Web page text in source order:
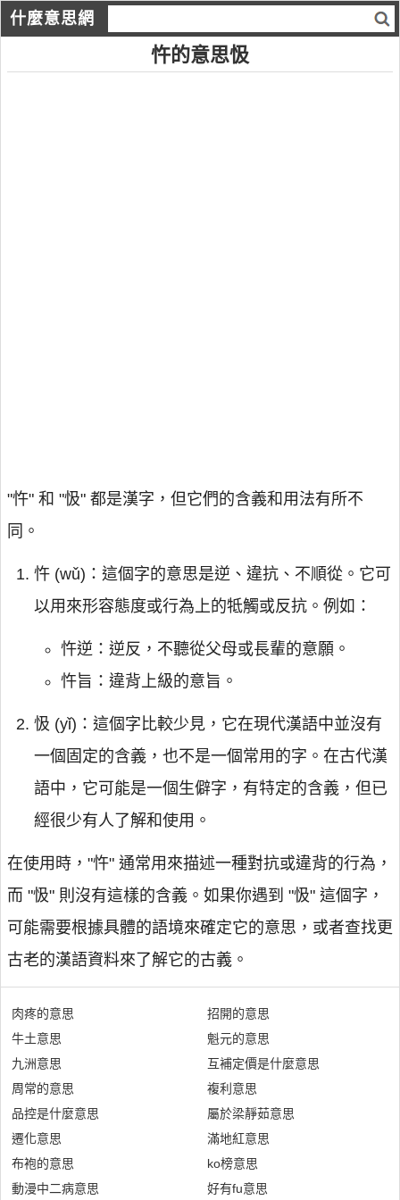
什麼意思網
忤的意思忣
"忤" 和 "忣" 都是漢字，但它們的含義和用法有所不
同。
忤 (wǔ)：這個字的意思是逆、違抗、不順從。它可
以用來形容態度或行為上的牴觸或反抗。例如：
忤逆：逆反，不聽從父母或長輩的意願。
忤旨：違背上級的意旨。
忣 (yǐ)：這個字比較少見，它在現代漢語中並沒有
一個固定的含義，也不是一個常用的字。在古代漢
語中，它可能是一個生僻字，有特定的含義，但已
經很少有人了解和使用。
在使用時，"忤" 通常用來描述一種對抗或違背的行為，
而 "忣" 則沒有這樣的含義。如果你遇到 "忣" 這個字，
可能需要根據具體的語境來確定它的意思，或者查找更
古老的漢語資料來了解它的古義。
肉疼的意思
牛土意思
九洲意思
周常的意思
品控是什麼意思
遷化意思
布袍的意思
動漫中二病意思
招開的意思
魁元的意思
互補定價是什麼意思
複利意思
屬於梁靜茹意思
滿地紅意思
ko榜意思
好有fu意思